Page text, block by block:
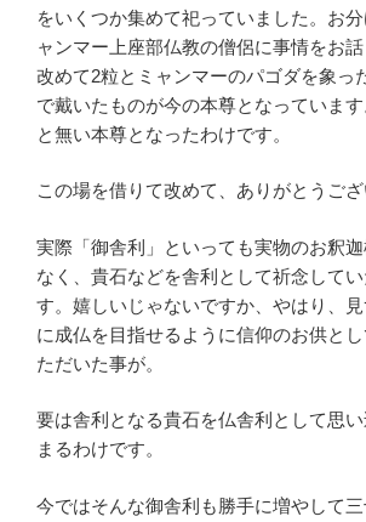
をいくつか集めて祀っていました。 お
ャンマー上座部仏教の僧侶に事情をお話
改めて2粒とミャンマーのパゴダを象っ
で戴いたものが今の本尊となっていま
と無い本尊となったわけです。
この場を借りて改めて、ありがとうござ
実際「御舎利」といっても実物のお釈
なく、貴石などを舎利として祈念して
す。嬉しいじゃないですか、やはり、
に成仏を目指せるように信仰のお供と
ただいた事が。
要は舎利となる貴石を仏舎利として思
まるわけです。
今ではそんな御舎利も勝手に増やして